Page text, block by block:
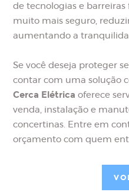
de tecnologias e
muito mais seguro,
aumentando a
Se você deseja proteger
contar com uma solução
Cerca Elétrica oferece
venda, instalação e
concertinas. Entre em
orçamento com quem